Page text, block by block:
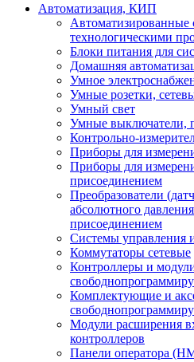
Автоматизация, КИП
Автоматизированные
технологическими
Блоки питания для
Домашняя
Умное
Умные розетки,
Умный свет
Умные выключатели,
Контрольно-
Приборы для
Приборы для
присоединением
Преобразователи
абсолютного
присоединением
Системы управления
Коммутаторы сетевые
Контроллеры и
Комплектующие и
Модули расширения
контроллеров
Панели оператора